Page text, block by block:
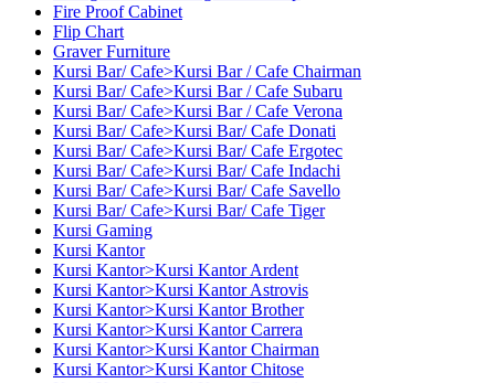
Fire Proof Cabinet
Flip Chart
Graver Furniture
Kursi Bar/ Cafe>Kursi Bar / Cafe Chairman
Kursi Bar/ Cafe>Kursi Bar / Cafe Subaru
Kursi Bar/ Cafe>Kursi Bar / Cafe Verona
Kursi Bar/ Cafe>Kursi Bar/ Cafe Donati
Kursi Bar/ Cafe>Kursi Bar/ Cafe Ergotec
Kursi Bar/ Cafe>Kursi Bar/ Cafe Indachi
Kursi Bar/ Cafe>Kursi Bar/ Cafe Savello
Kursi Bar/ Cafe>Kursi Bar/ Cafe Tiger
Kursi Gaming
Kursi Kantor
Kursi Kantor>Kursi Kantor Ardent
Kursi Kantor>Kursi Kantor Astrovis
Kursi Kantor>Kursi Kantor Brother
Kursi Kantor>Kursi Kantor Carrera
Kursi Kantor>Kursi Kantor Chairman
Kursi Kantor>Kursi Kantor Chitose